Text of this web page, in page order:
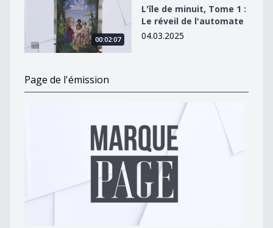
00:02:07
L'île de minuit, Tome 1 :
Le réveil de l'automate
04.03.2025
Page de l'émission